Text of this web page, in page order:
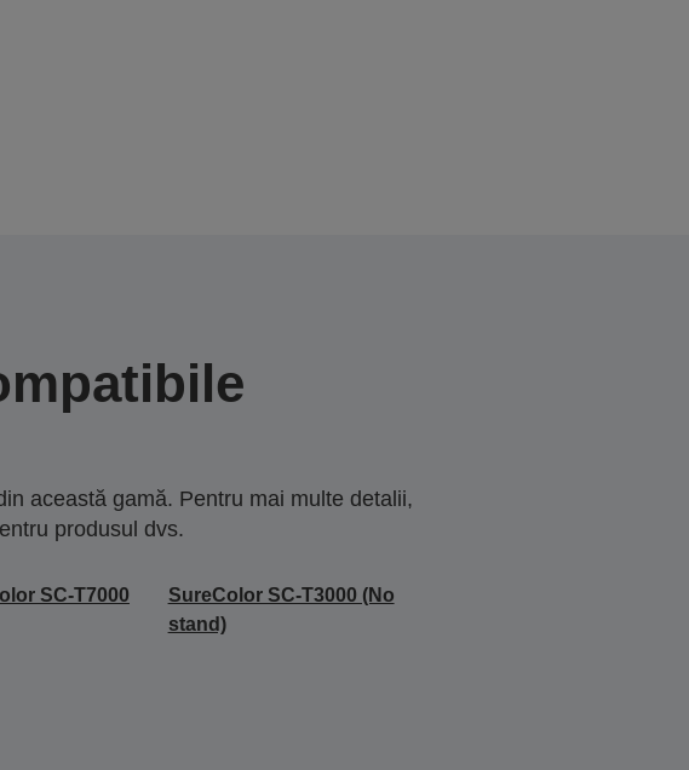
această gamă. Pentru mai multe detalii,
produsul dvs.
SC-T7000
SureColor SC-T3000 (No
stand)